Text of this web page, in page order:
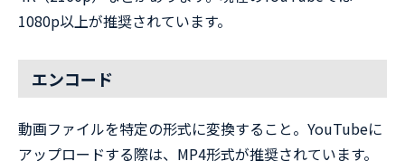
1080p以上が推奨されています。
エンコード
動画ファイルを特定の形式に変換すること。YouTubeに
アップロードする際は、MP4形式が推奨されています。